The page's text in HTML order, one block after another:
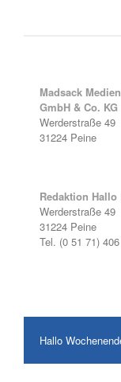
Madsack
GmbH & Co. KG
Werderstraße 49
31224 Peine
Redaktion Hallo
Werderstraße 49
31224 Peine
Tel. (0 51 71)
Hallo